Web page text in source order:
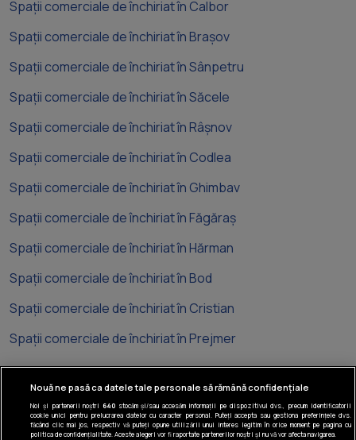
Spații comerciale de închiriat în Calbor
Spații comerciale de închiriat în Brașov
Spații comerciale de închiriat în Sânpetru
Spații comerciale de închiriat în Săcele
Spații comerciale de închiriat în Râșnov
Spații comerciale de închiriat în Codlea
Spații comerciale de închiriat în Ghimbav
Spații comerciale de închiriat în Făgăraș
Spații comerciale de închiriat în Hărman
Spații comerciale de închiriat în Bod
Spații comerciale de închiriat în Cristian
Spații comerciale de închiriat în Prejmer
Tel: +40 374 40 44 99
Nouă ne pasă ca datele tale personale să rămână confidențiale
Noi și partenerii noștri 640stocăm și/sau accesăm informații pe dispozitivul dvs., precum identificatorii
cookie unici pentru prelucrarea datelor cu caracter personal. Puteți accepta sau gestiona preferințele dvs.
făcând clic mai jos, respectiv vă puteți opune utilizării unui interes legitim în orice moment pe pagina cu
politica de confidențialitate. Aceste alegeri vor fi raportate partenerilor noștri și nu vă vor afecta navigarea.